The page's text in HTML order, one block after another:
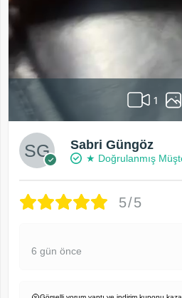
1
Sabri Güngöz
★ Doğrulanmış
5/5
6 gün önce